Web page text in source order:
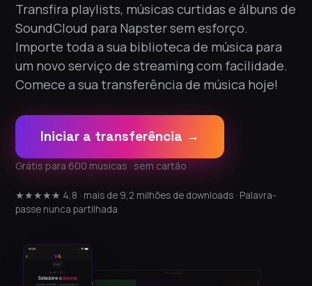
Transfira playlists, músicas curtidas e álbuns de
SoundCloud para Napster sem esforço.
Importe toda a sua biblioteca de música para
um novo serviço de streaming com facilidade.
Comece a sua transferência de música hoje!
Iniciar a transferência →
Grátis para 600 músicas · sem cartão
★★★★★ 4,8 · mais de 9,2 milhões de downloads · Palavra-
passe nunca partilhada